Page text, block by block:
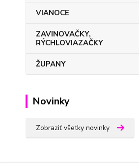
VIANOCE
ZAVINOVAČKY,
RÝCHLOVIAZAČKY
ŽUPANY
Novinky
Zobraziť všetky novinky